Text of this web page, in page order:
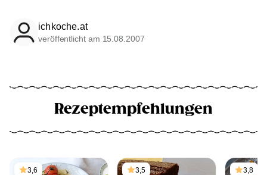
ichkoche.at
veröffentlicht am 15.08.2007
Rezeptempfehlungen
3,6 3,5 3,8